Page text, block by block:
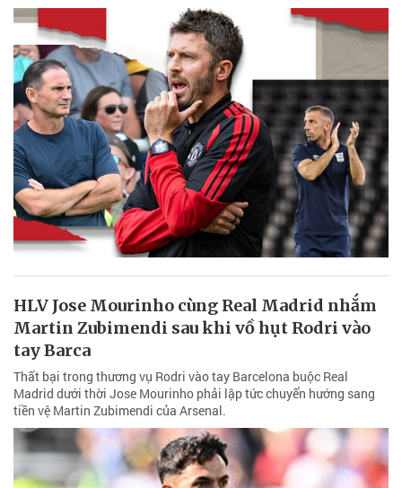
HLV Jose Mourinho cùng Real Madrid nhắm
Martin Zubimendi sau khi vồ hụt Rodri vào
tay Barca
Thất bại trong thương vụ Rodri vào tay Barcelona buộc Real
Madrid dưới thời Jose Mourinho phải lập tức chuyển hướng sang
tiền vệ Martin Zubimendi của Arsenal.